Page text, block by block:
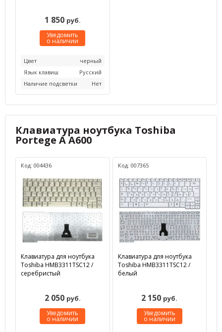
1 850 руб.
Уведомить
о наличии
Цвет
черный
Язык клавиш
Русский
Наличие подсветки
Нет
Клавиатура ноутбука Toshiba
Portege A A600
Код: 004436
Клавиатура для ноутбука
Toshiba HMB3311TSC12 /
серебристый
2 050 руб.
Уведомить
о наличии
Код: 007365
Клавиатура для ноутбука
Toshiba HMB3311TSC12 /
белый
2 150 руб.
Уведомить
о наличии